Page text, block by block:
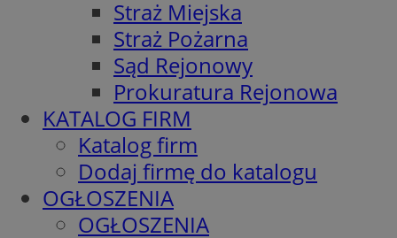
Straż Miejska
Straż Pożarna
Sąd Rejonowy
Prokuratura Rejonowa
KATALOG FIRM
Katalog firm
Dodaj firmę do katalogu
OGŁOSZENIA
OGŁOSZENIA